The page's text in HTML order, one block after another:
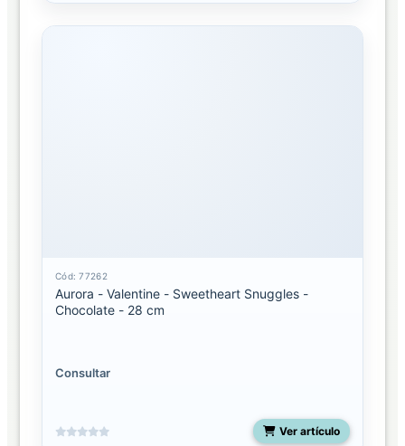
Cód: 77262
Aurora - Valentine - Sweetheart Snuggles -
Chocolate - 28 cm
Consultar
Ver artículo